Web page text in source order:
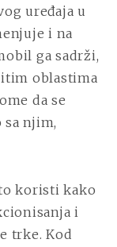
uređaja u
i na
ga sadrži,
oblastima
da se
sa njim,
koristi kako
i
trke. Kod